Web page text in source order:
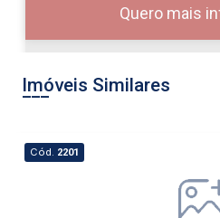
Quero mais
08:00
Imóveis Similares
Cód. 2201